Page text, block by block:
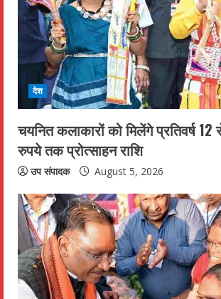
e
a
d
n
g
देश
चयनित कलाकारों को मिलेंगे प्रतिवर्ष
रुपये तक प्रोत्साहन राशि
उप संपादक August 5, 2026